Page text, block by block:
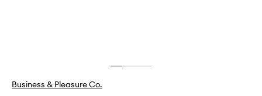
Business & Pleasure Co.